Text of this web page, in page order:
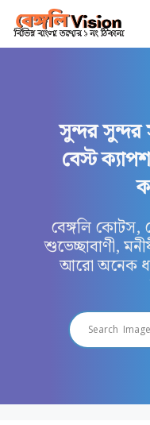
Skip
সুন্দর
বেস্ট
বেঙ্গলি কোটস,
শুভেচ্ছাবাণী,
আরো অনেক